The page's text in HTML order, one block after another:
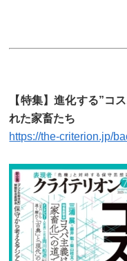
【特集】進化する”
れた家畜たち
https://the-criterion.jp/